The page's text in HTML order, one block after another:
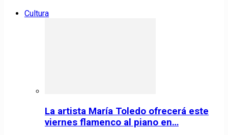
Cultura
La artista María Toledo ofrecerá este
viernes flamenco al piano en…